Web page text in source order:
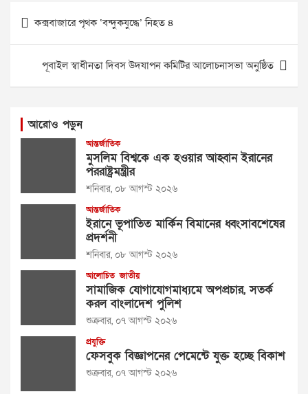
Post
navigation
কক্সবাজারে পৃথক ‘বন্দুকযুদ্ধে’ নিহত ৪
পূবাইল স্বাধীনতা দিবস উদযাপন কমিটির আলোচনাসভা অনুষ্ঠিত
আরোও পড়ুন
আন্তর্জাতিক
মুসলিম বিশ্বকে এক হওয়ার আহ্বান ইরানের
পররাষ্ট্রমন্ত্রীর
শনিবার, ০৮ আগস্ট ২০২৬
আন্তর্জাতিক
ইরানে ভূপাতিত মার্কিন বিমানের ধ্বংসাবশেষের
প্রদর্শনী
শনিবার, ০৮ আগস্ট ২০২৬
আলোচিত জাতীয়
সামাজিক যোগাযোগমাধ্যমে অপপ্রচার, সতর্ক
করল বাংলাদেশ পুলিশ
শুক্রবার, ০৭ আগস্ট ২০২৬
প্রযুক্তি
ফেসবুক বিজ্ঞাপনের পেমেন্টে যুক্ত হচ্ছে বিকাশ
শুক্রবার, ০৭ আগস্ট ২০২৬